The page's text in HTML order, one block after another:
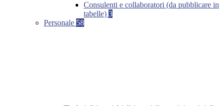
Consulenti e collaboratori (da pubblicare in
tabelle) 3
Personale 58